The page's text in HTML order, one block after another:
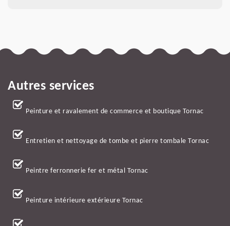
Autres services
Peinture et ravalement de commerce et boutique Tornac
Entretien et nettoyage de tombe et pierre tombale Tornac
Peintre ferronnerie fer et métal Tornac
Peinture intérieure extérieure Tornac